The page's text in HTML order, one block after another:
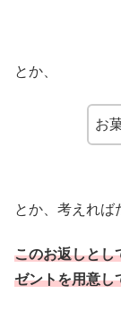
とか、
お
とか、考えれば
このお返しとし
ゼントを用意し